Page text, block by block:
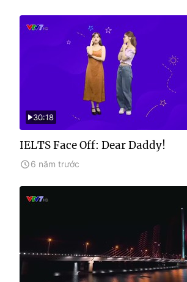
30:18
IELTS Face Off: Dear Daddy!
6 năm trước